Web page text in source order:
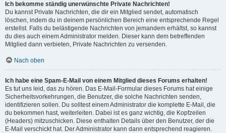
Ich bekomme ständig unerwünschte Private Nachrichten!
Du kannst Private Nachrichten, die dir ein Mitglied sendet, automatisch
löschen, indem du in deinem persönlichen Bereich eine entsprechende Regel
erstellst. Falls du belästigende Nachrichten von jemandem erhältst, so kannst
du dies auch einem Administrator melden. Dieser kann dem betreffenden
Mitglied dann verbieten, Private Nachrichten zu versenden.
Nach oben
Ich habe eine Spam-E-Mail von einem Mitglied dieses Forums erhalten!
Es tut uns leid, das zu hören. Das E-Mail-Formular dieses Forums hat einige
Sicherheitsvorkehrungen, die Benutzer, die solche Nachrichten senden,
identifizieren sollen. Du solltest einem Administrator die komplette E-Mail, die
du bekommen hast, weiterleiten. Dabei ist es ganz wichtig, die Kopfzeilen
(Headers) mitzuschicken. Diese enthalten Details über den Benutzer, der die
E-Mail verschickt hat. Der Administrator kann dann entsprechend reagieren.